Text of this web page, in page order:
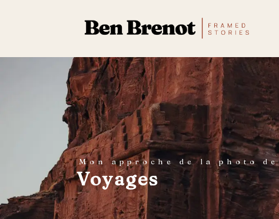
Mon approche de la photo de
Voyages